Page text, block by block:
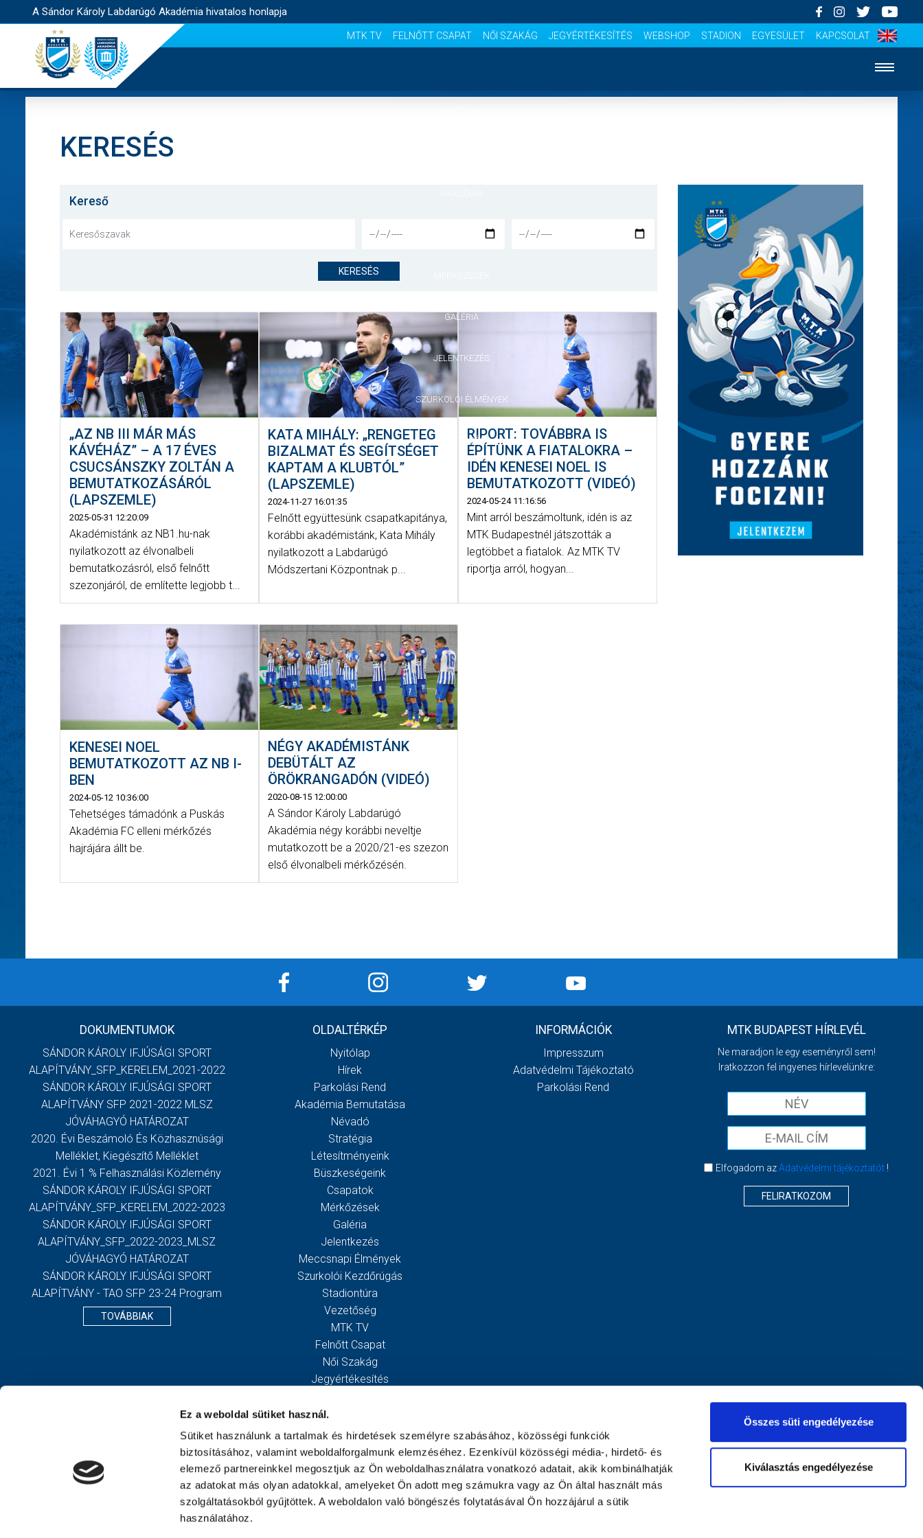
Ez a weboldal sütiket használ.
Sütiket használunk a tartalmak és hirdetések személyre szabásához, közösségi funkciók
biztosításához, valamint weboldalforgalmunk elemzéséhez. Ezenkívül közösségi média-, hirdető- és
elemező partnereinkkel megosztjuk az Ön weboldalhasználatra vonatkozó adatait, akik kombinálhatják
az adatokat más olyan adatokkal, amelyeket Ön adott meg számukra vagy az Ön által használt más
szolgáltatásokból gyűjtöttek. A weboldalon való böngészés folytatásával Ön hozzájárul a sütik
használatához.
Összes süti engedélyezése
Kiválasztás engedélyezése
A Sándor Károly Labdarúgó Akadémia hivatalos honlapja
MTK TV FELNŐTT CSAPAT NŐI SZAKÁG JEGYÉRTÉKESÍTÉS WEBSHOP STADION EGYESÜLET KAPCSOLAT
GALÉRIA
JELENTKEZÉS
SZURKOLÓI ÉLMÉNYEK
VEZETŐSÉG
KERESÉS
Kereső
KERESÉS
„AZ NB III MÁR MÁS
KÁVÉHÁZ” – A 17 ÉVES
CSUCSÁNSZKY ZOLTÁN A
BEMUTATKOZÁSÁRÓL
(LAPSZEMLE)
2025-05-31 12:20:09
Akadémistánk az NB1.hu-nak
nyilatkozott az élvonalbeli
bemutatkozásról, első felnőtt
szezonjáról, de említette legjobb t...
KATA MIHÁLY: „RENGETEG
BIZALMAT ÉS SEGÍTSÉGET
KAPTAM A KLUBTÓL”
(LAPSZEMLE)
2024-11-27 16:01:35
Felnőtt együttesünk csapatkapitánya,
korábbi akadémistánk, Kata Mihály
nyilatkozott a Labdarúgó
Módszertani Központnak p...
RIPORT: TOVÁBBRA IS
ÉPÍTÜNK A FIATALOKRA –
IDÉN KENESEI NOEL IS
BEMUTATKOZOTT (VIDEÓ)
2024-05-24 11:16:56
Mint arról beszámoltunk, idén is az
MTK Budapestnél játszották a
legtöbbet a fiatalok. Az MTK TV
riportja arról, hogyan...
KENESEI NOEL
BEMUTATKOZOTT AZ NB I-
BEN
2024-05-12 10:36:00
Tehetséges támadónk a Puskás
Akadémia FC elleni mérkőzés
hajrájára állt be.
NÉGY AKADÉMISTÁNK
DEBÜTÁLT AZ
ÖRÖKRANGADÓN (VIDEÓ)
2020-08-15 12:00:00
A Sándor Károly Labdarúgó
Akadémia négy korábbi neveltje
mutatkozott be a 2020/21-es szezon
első élvonalbeli mérkőzésén.
DOKUMENTUMOK
SÁNDOR KÁROLY IFJÚSÁGI SPORT
ALAPÍTVÁNY_SFP_KERELEM_2021-2022
SÁNDOR KÁROLY IFJÚSÁGI SPORT
ALAPÍTVÁNY SFP 2021-2022 MLSZ
JÓVÁHAGYÓ HATÁROZAT
2020. Évi Beszámoló És Közhasznúsági
Melléklet, Kiegészítő Melléklet
2021. Évi 1 % Felhasználási Közlemény
SÁNDOR KÁROLY IFJÚSÁGI SPORT
ALAPÍTVÁNY_SFP_KERELEM_2022-2023
SÁNDOR KÁROLY IFJÚSÁGI SPORT
ALAPÍTVÁNY_SFP_2022-2023_MLSZ
JÓVÁHAGYÓ HATÁROZAT
SÁNDOR KÁROLY IFJÚSÁGI SPORT
ALAPÍTVÁNY - TAO SFP 23-24 Program
TOVÁBBIAK
OLDALTÉRKÉP
Nyitólap
Hírek
Parkolási Rend
Akadémia Bemutatása
Névadó
Stratégia
Létesítményeink
Büszkeségeink
Csapatok
Mérkőzések
Galéria
Jelentkezés
Meccsnapi Élmények
Szurkolói Kezdőrúgás
Stadiontúra
Vezetőség
MTK TV
Felnőtt Csapat
Női Szakág
Jegyértékesítés
Egyesület
Kapcsolat
INFORMÁCIÓK
Impresszum
Adatvédelmi Tájékoztató
Parkolási Rend
MTK BUDAPEST HÍRLEVÉL
Ne maradjon le egy eseményről sem!
Iratkozzon fel ingyenes hírlevelünkre:
Elfogadom azAdatvédelmi tájékoztatót !
FELIRATKOZOM